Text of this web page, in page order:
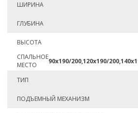
ШИРИНА
ГЛУБИНА
ВЫСОТА
СПАЛЬНОЕ
МЕСТО
90х190/200,120х190/
ТИП
ПОДЪЕМНЫЙ МЕХАНИЗМ